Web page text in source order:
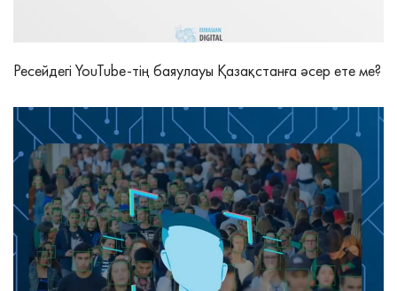
Ресейдегі YouTube-тің баяулауы Қазақстанға әсер ете ме?